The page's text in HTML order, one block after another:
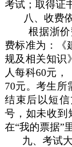
考试；取得证
八、收费
根据浙价
费标准为：《
规及相关知识
人每科60元，
70元。考生所
结束后以短信
号，如未收到
在“我的票据”
九、考试